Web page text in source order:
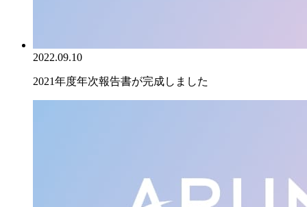
2022.09.10
2021年度年次報告書が完成しました